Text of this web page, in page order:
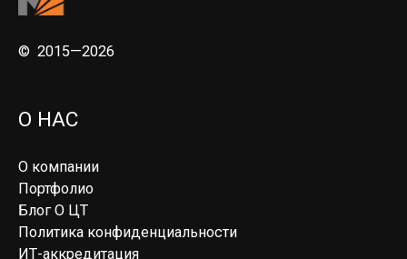
© 2015—2026
О НАС
О компании
Портфолио
Блог О ЦТ
Политика конфиденциальности
ИТ-аккредитация